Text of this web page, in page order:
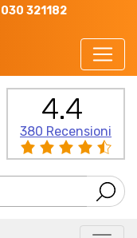
030 321182
4.4
380 Recensioni